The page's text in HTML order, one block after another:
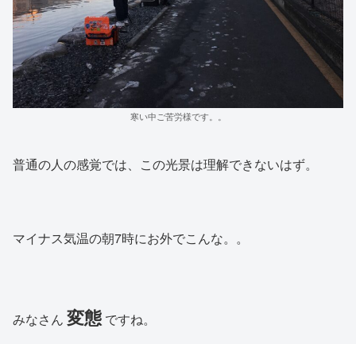
寒い中ご苦労様です。。
普通の人の感覚では、この光景は理解できないはず。
マイナス気温の朝7時にお外でこんな。。
みなさん 変態 ですね。